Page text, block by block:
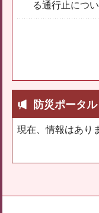
る通行止につ
防災ポータル
現在、情報はあり